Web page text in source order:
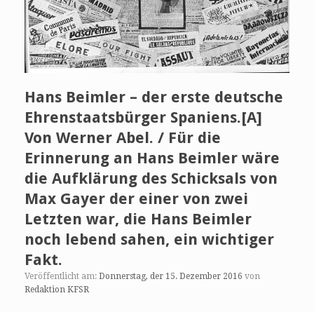
Hans Beimler – der erste deutsche
Ehrenstaatsbürger Spaniens.[A]
Von Werner Abel. / Für die
Erinnerung an Hans Beimler wäre
die Aufklärung des Schicksals von
Max Gayer der einer von zwei
Letzten war, die Hans Beimler
noch lebend sahen, ein wichtiger
Fakt.
Veröffentlicht am: Donnerstag, der 15. Dezember 2016 von
Redaktion KFSR